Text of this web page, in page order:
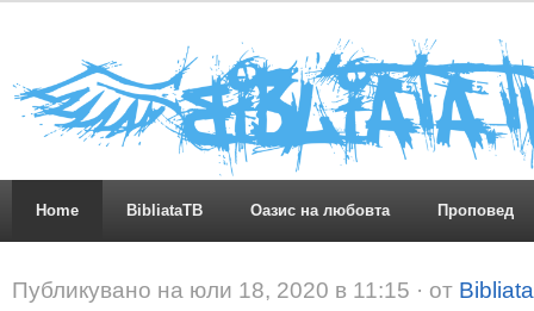
Home BibliataTB Оазис на любовта Проповед
Публикувано на юли 18, 2020 в 11:15 · от